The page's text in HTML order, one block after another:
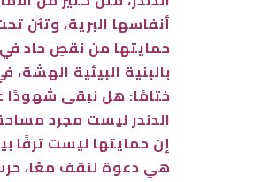
أنفاسها البرية، وتئن
حمايتها من نقصٍ حاد في
بالبنية البيئية
ختامًا: هل نبقى شهودًا
الدندر ليست مجرد
إن حمايتها ليست ترفًا
هي دعوة لنقف معًا،